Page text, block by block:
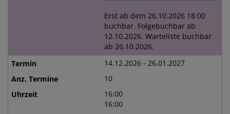
Erst ab dem 26.10.2026 18:00
buchbar. Folgebuchbar ab
12.10.2026. Warteliste buchbar
ab 26.10.2026.
14.12.2026 - 26.01.2027
10
16:00
16:00